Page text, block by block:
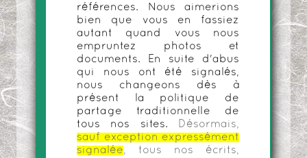
références. Nous aimerions
bien que vous en fassiez
autant quand vous nous
empruntez photos et
documents. En suite d'abus
qui nous ont été signalés,
nous changeons dès à
présent la politique de
partage traditionnelle de
tous nos sites.
Désormais,
sauf exception expressément
signalée, tous nos écrits,